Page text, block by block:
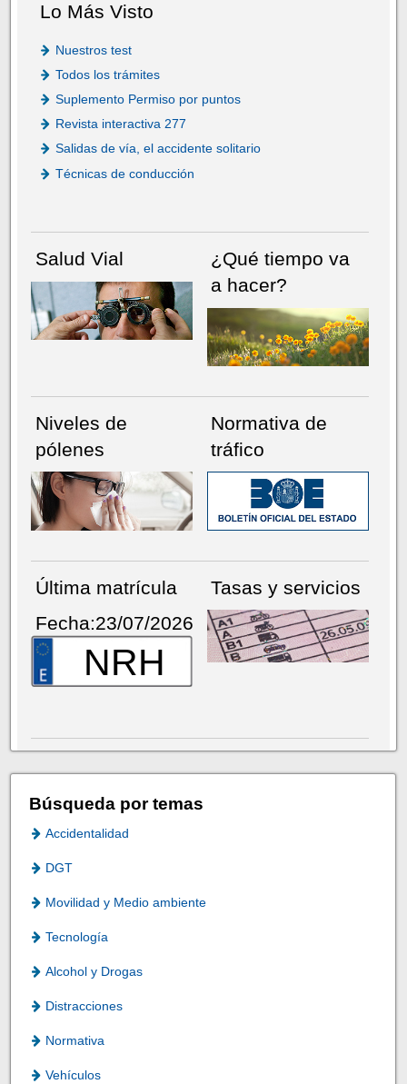
Lo Más Visto
Nuestros test
Todos los trámites
Suplemento Permiso por puntos
Revista interactiva 277
Salidas de vía, el accidente solitario
Técnicas de conducción
Salud Vial
¿Qué tiempo va
a hacer?
Niveles de
pólenes
Normativa de
tráfico
Última matrícula
Fecha:23/07/2026
NRH
Tasas y servicios
Búsqueda por temas
Accidentalidad
DGT
Movilidad y Medio ambiente
Tecnología
Alcohol y Drogas
Distracciones
Normativa
Vehículos